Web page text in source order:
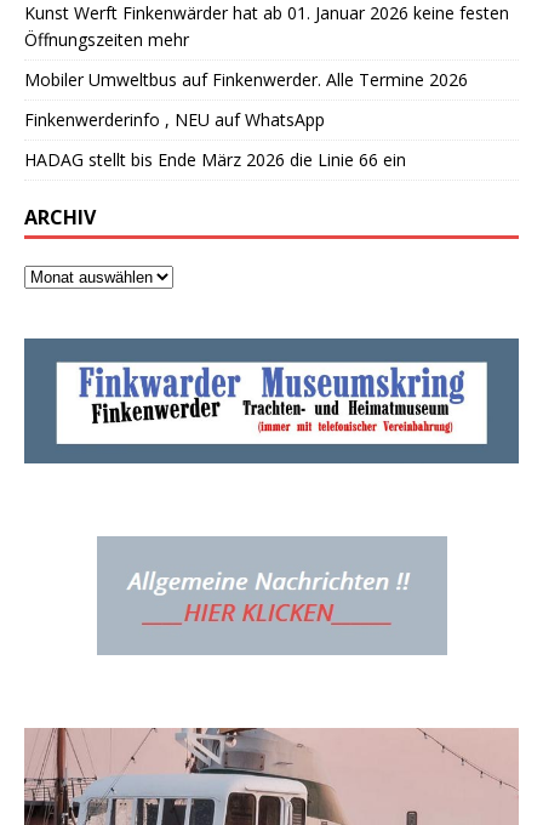
Kunst Werft Finkenwärder hat ab 01. Januar 2026 keine festen
Öffnungszeiten mehr
Mobiler Umweltbus auf Finkenwerder. Alle Termine 2026
Finkenwerderinfo , NEU auf WhatsApp
HADAG stellt bis Ende März 2026 die Linie 66 ein
ARCHIV